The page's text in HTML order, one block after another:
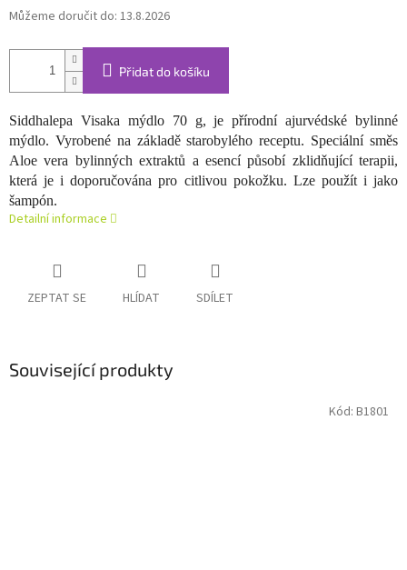
Můžeme doručit do: 13.8.2026
Přidat do košíku
Siddhalepa Visaka mýdlo 70 g, je přírodní ajurvédské bylinné
mýdlo. Vyrobené na základě starobylého receptu. Speciální směs
Aloe vera bylinných extraktů a esencí působí zklidňující terapii,
která je i doporučována pro citlivou pokožku. Lze použít i jako
šampón.
Detailní informace
ZEPTAT SE HLÍDAT SDÍLET
Související produkty
Kód: B1801